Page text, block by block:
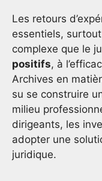
Les retours
essentiels,
complexe que le
positifs, à
Archives en
su se construire
milieu
dirigeants, les
adopter une
juridique.